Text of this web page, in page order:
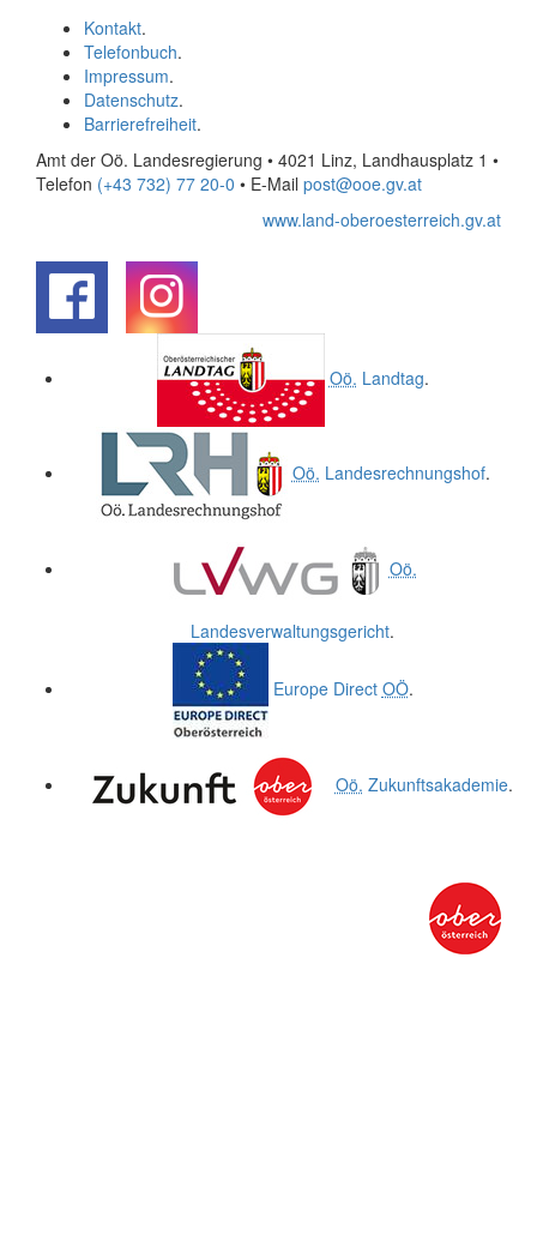
Kontakt.
Telefonbuch.
Impressum.
Datenschutz.
Barrierefreiheit.
Amt der Oö. Landesregierung • 4021 Linz, Landhausplatz 1 •
Telefon (+43 732) 77 20-0 • E-Mail post@ooe.gv.at
www.land-oberoesterreich.gv.at
Oö. Landtag.
Oö. Landesrechnungshof.
Oö.
Landesverwaltungsgericht.
Europe Direct OÖ.
Oö. Zukunftsakademie.